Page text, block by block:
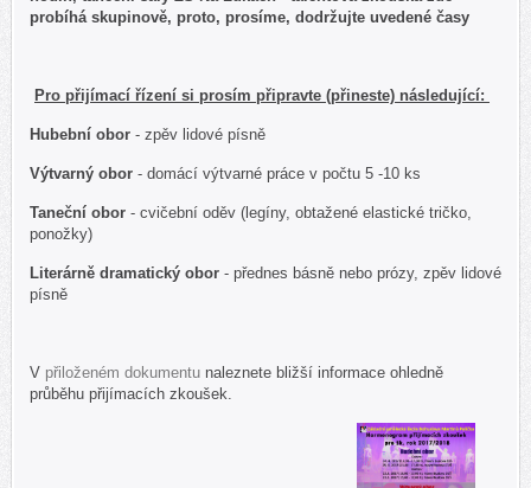
probíhá skupinově, proto, prosíme, dodržujte uvedené časy
Pro přijímací řízení si prosím připravte (přineste) následující:
Hubební obor - zpěv lidové písně
Výtvarný obor - domácí výtvarné práce v počtu 5 -10 ks
Taneční obor - cvičební oděv (legíny, obtažené elastické tričko,
ponožky)
Literárně dramatický obor - přednes básně nebo prózy, zpěv lidové
písně
V přiloženém dokumentu naleznete bližší informace ohledně
průběhu přijímacích zkoušek.